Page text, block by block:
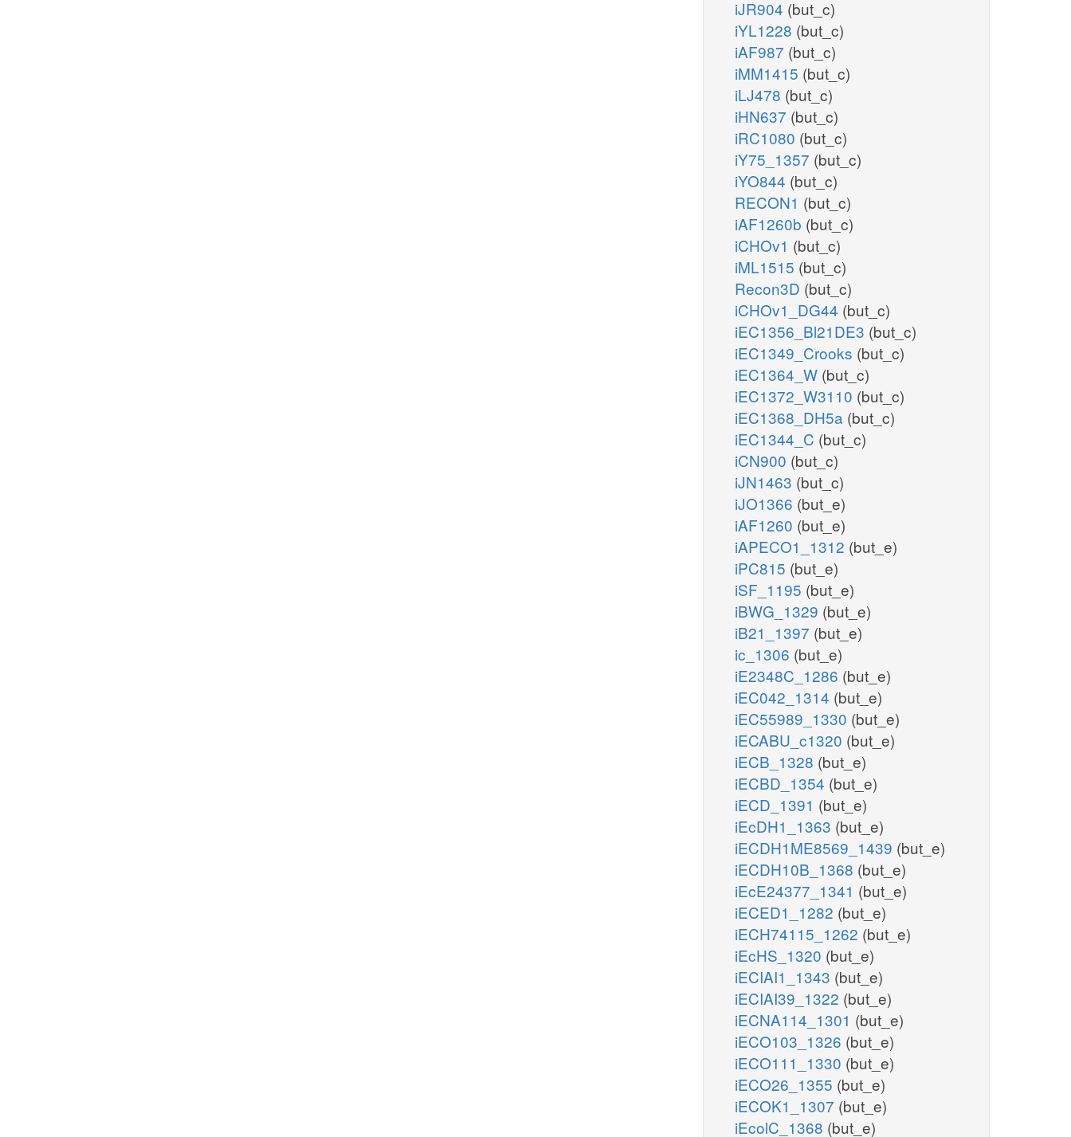
iJR904 (but_c)
iYL1228 (but_c)
iAF987 (but_c)
iMM1415 (but_c)
iLJ478 (but_c)
iHN637 (but_c)
iRC1080 (but_c)
iY75_1357 (but_c)
iYO844 (but_c)
RECON1 (but_c)
iAF1260b (but_c)
iCHOv1 (but_c)
iML1515 (but_c)
Recon3D (but_c)
iCHOv1_DG44 (but_c)
iEC1356_Bl21DE3 (but_c)
iEC1349_Crooks (but_c)
iEC1364_W (but_c)
iEC1372_W3110 (but_c)
iEC1368_DH5a (but_c)
iEC1344_C (but_c)
iCN900 (but_c)
iJN1463 (but_c)
iJO1366 (but_e)
iAF1260 (but_e)
iAPECO1_1312 (but_e)
iPC815 (but_e)
iSF_1195 (but_e)
iBWG_1329 (but_e)
iB21_1397 (but_e)
ic_1306 (but_e)
iE2348C_1286 (but_e)
iEC042_1314 (but_e)
iEC55989_1330 (but_e)
iECABU_c1320 (but_e)
iECB_1328 (but_e)
iECBD_1354 (but_e)
iECD_1391 (but_e)
iEcDH1_1363 (but_e)
iECDH1ME8569_1439 (but_e)
iECDH10B_1368 (but_e)
iEcE24377_1341 (but_e)
iECED1_1282 (but_e)
iECH74115_1262 (but_e)
iEcHS_1320 (but_e)
iECIAI1_1343 (but_e)
iECIAI39_1322 (but_e)
iECNA114_1301 (but_e)
iECO103_1326 (but_e)
iECO111_1330 (but_e)
iECO26_1355 (but_e)
iECOK1_1307 (but_e)
iEcolC_1368 (but_e)